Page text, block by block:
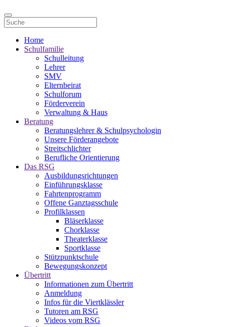
Home
Schulfamilie
Schulleitung
Lehrer
SMV
Elternbeirat
Schulforum
Förderverein
Verwaltung & Haus
Beratung
Beratungslehrer & Schulpsychologin
Unsere Förderangebote
Streitschlichter
Berufliche Orientierung
Das RSG
Ausbildungsrichtungen
Einführungsklasse
Fahrtenprogramm
Offene Ganztagsschule
Profilklassen
Bläserklasse
Chorklasse
Theaterklasse
Sportklasse
Stützpunktschule
Bewegungskonzept
Übertritt
Informationen zum Übertritt
Anmeldung
Infos für die Viertklässler
Tutoren am RSG
Videos vom RSG